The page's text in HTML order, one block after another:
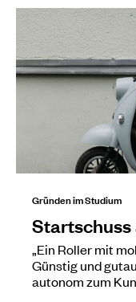
Gründen im Studium
„Ein Roller mit
Günstig und
autonom zum